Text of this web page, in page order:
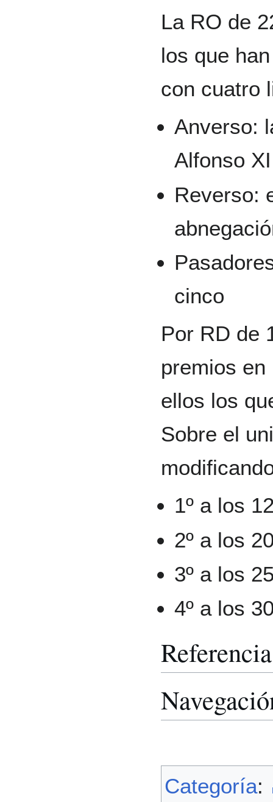
La RO de
los que
con cuatro
Anverso:
Alfonso
Reverso:
cinco
Por RD de
premios
ellos los
Sobre el
1º a los
2º a los
3º a los
4º a los
Categoría: